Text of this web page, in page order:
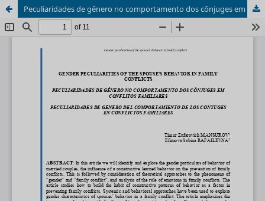
Peculiaridades de gênero no comportamento dos cônjuges em conflitos familiares